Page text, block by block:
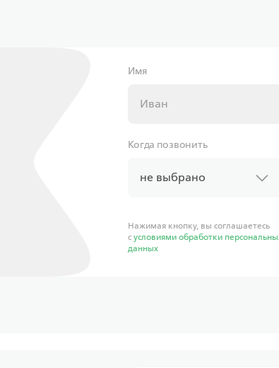
от 6.00%
11 597,43 ₽/мес
Имя
Когда позвонить
не выбрано
Нажимая кнопку, вы соглашаетесь
с условиями обработки
данных